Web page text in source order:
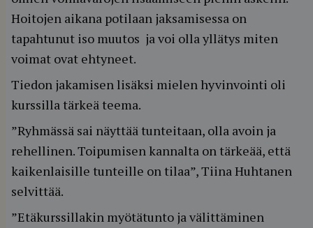
Hoitojen aikana potilaan jaksamisessa on
tapahtunut iso muutos ja voi olla yllätys miten
voimat ovat ehtyneet.
Tiedon jakamisen lisäksi mielen hyvinvointi oli
kurssilla tärkeä teema.
”Ryhmässä sai näyttää tunteitaan, olla avoin ja
rehellinen. Toipumisen kannalta on tärkeää, että
kaikenlaisille tunteille on tilaa”, Tiina Huhtanen
selvittää.
”Etäkurssillakin myötätunto ja välittäminen